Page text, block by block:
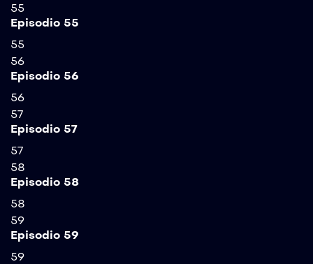
55
Episodio 55
55
56
Episodio 56
56
57
Episodio 57
57
58
Episodio 58
58
59
Episodio 59
59